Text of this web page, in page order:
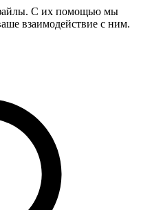
файлы. С их помощью мы
взаимодействие с ним.